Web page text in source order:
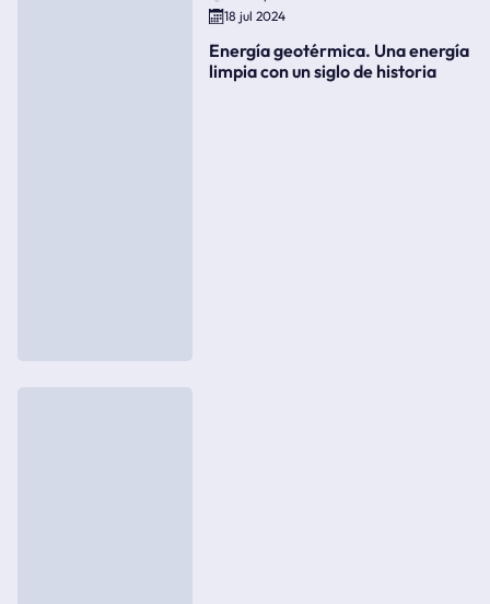
18 jul 2024
Energía geotérmica. Una energía
limpia con un siglo de historia